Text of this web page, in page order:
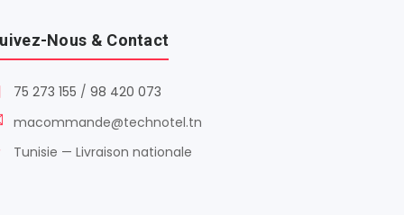
Nous & Contact
75 273 155 / 98 420 073
macommande@technotel.tn
Tunisie — Livraison nationale